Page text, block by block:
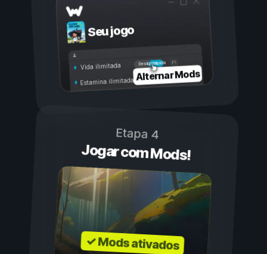
Seu jogo
Ligada
Desligada
Vida ilimitada
Estamina ilimitadaAlternar Mods
Etapa 4
Jogar com Mods!
✓ Mods ativados